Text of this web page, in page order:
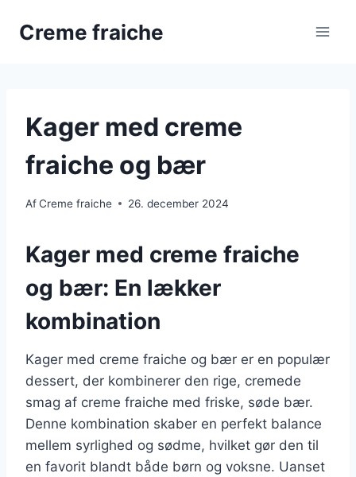
Creme fraiche
Kager med creme
fraiche og bær
AfCreme fraiche 26. december 2024
Kager med creme fraiche
og bær: En lækker
kombination
Kager med creme fraiche og bær er en populær
dessert, der kombinerer den rige, cremede
smag af creme fraiche med friske, søde bær.
Denne kombination skaber en perfekt balance
mellem syrlighed og sødme, hvilket gør den til
en favorit blandt både børn og voksne. Uanset